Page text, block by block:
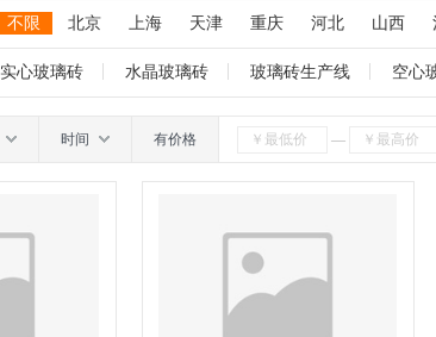
彩晶玻璃 聚晶玻璃 喷砂玻璃 烤花玻璃 蒙砂玻璃
玻璃 玻璃隔断 玉砂玻璃 有色镜 玻璃拼镜 背景
不限 北京 上海 天津 重庆 河北 山西
南 广东 广西 江西 四川 海南 贵州 云南
实心玻璃砖 水晶玻璃砖 玻璃砖生产线 空心
时间 有价格 —